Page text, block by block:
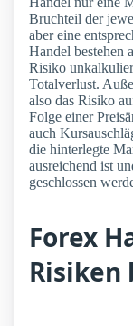
Bruchteil der
aber eine
Handel bestehen
Risiko
Totalverlust.
also das Risiko
Folge einer
auch
die hinterlegte
ausreichend ist
geschlossen
Forex
Risiken